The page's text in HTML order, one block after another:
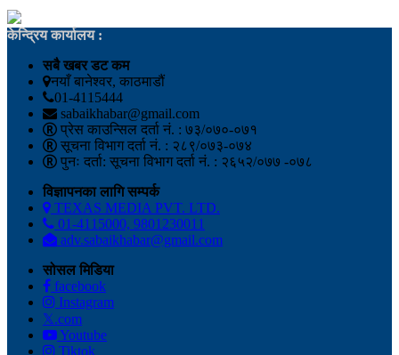
केन्द्रिय कार्यालय :
सबै खबर डट कम
नयाँ बानेश्वर, काठमाडौं
01-4115444
sabaikhabar@gmail.com
प्रेस काउन्सिल दर्ता नं. : ७३/०७०-०७१
सूचना विभाग दर्ता नं. : २८९/०७३-०७४
पुनः दर्ता: सूचना विभाग दर्ता नं. : २६५२/०७७ -०७८
विज्ञापनका लागि सम्पर्क
TEXAS MEDIA PVT. LTD.
01-4115000, 9801230011
adv.sabaikhabar@gmail.com
सोसल मिडिया
facebook
Instagram
𝕏.com
Youtube
Tiktok